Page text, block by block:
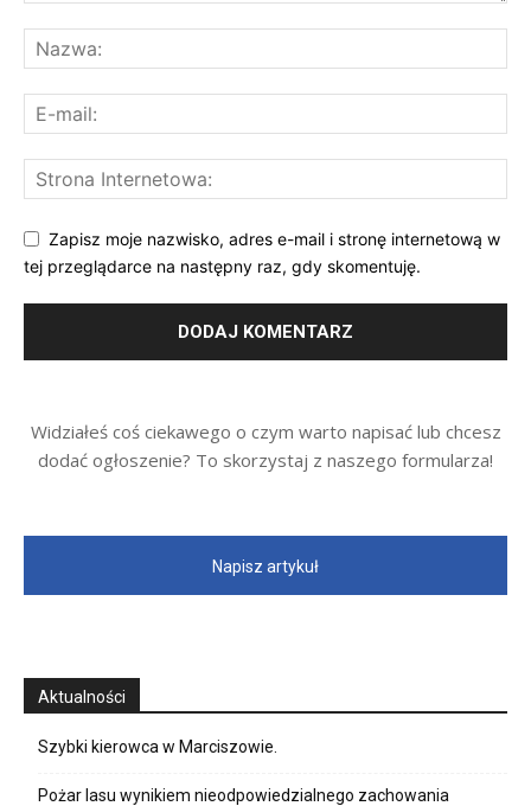
Zapisz moje nazwisko, adres e-mail i stronę internetową w
tej przeglądarce na następny raz, gdy skomentuję.
Widziałeś coś ciekawego o czym warto napisać lub chcesz
dodać ogłoszenie? To skorzystaj z naszego formularza!
Napisz artykuł
Aktualności
Szybki kierowca w Marciszowie.
Pożar lasu wynikiem nieodpowiedzialnego zachowania